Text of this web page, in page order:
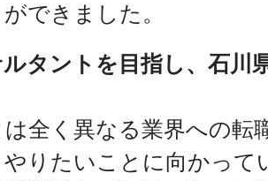
できました。
タントを目指し、石川
全く異なる業界への転
やりたいことに向かって